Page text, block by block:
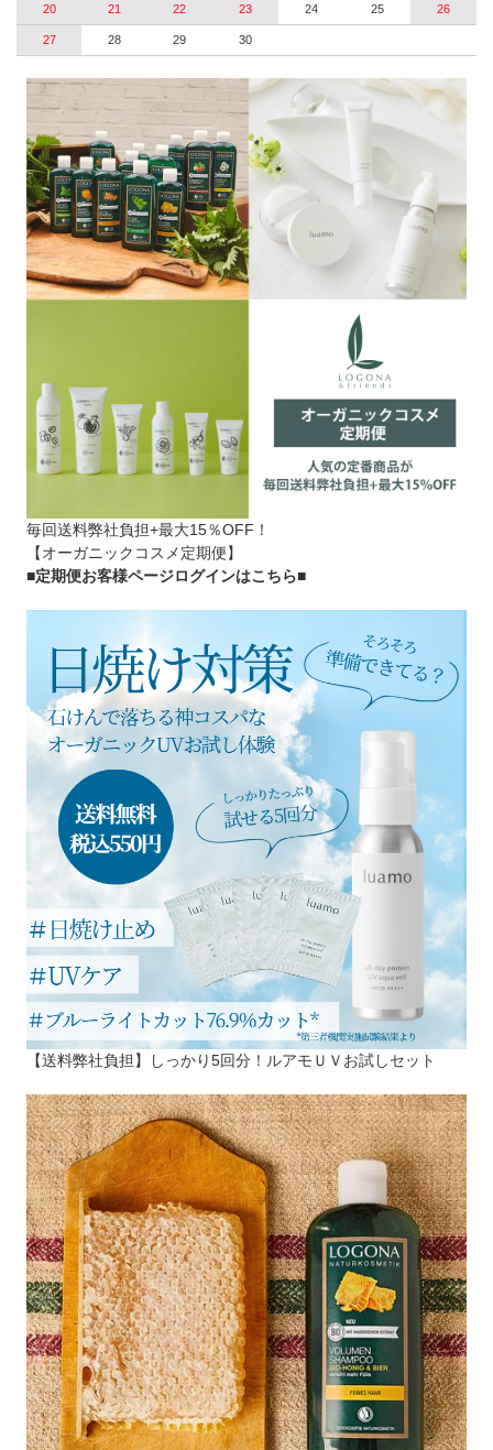
20 21 22 23 24 25 26
27 28 29 30
毎回送料弊社負担+最大15％OFF！
【オーガニックコスメ定期便】
■定期便お客様ページログインはこちら■
【送料弊社負担】しっかり5回分！ルアモＵＶお試しセット